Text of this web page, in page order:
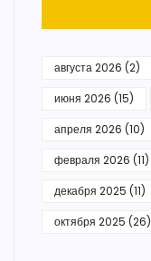
августа 2026 (2)
июня 2026 (15)
апреля 2026 (10)
февраля 2026 (11)
декабря 2025 (11)
октября 2025 (26)